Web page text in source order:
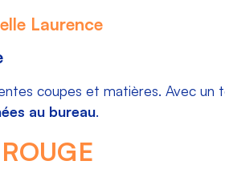
coupes et matières. Avec un
au bureau.